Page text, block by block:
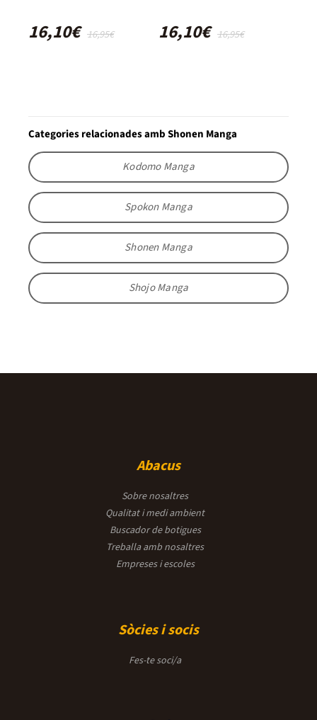
16,95€
16,10€ 16,95€
16,10€
Categories relacionades amb Shonen Manga
Kodomo Manga
Spokon Manga
Shonen Manga
Shojo Manga
Abacus
Sobre nosaltres
Qualitat i medi ambient
Buscador de botigues
Treballa amb nosaltres
Empreses i escoles
Sòcies i socis
Fes-te soci/a